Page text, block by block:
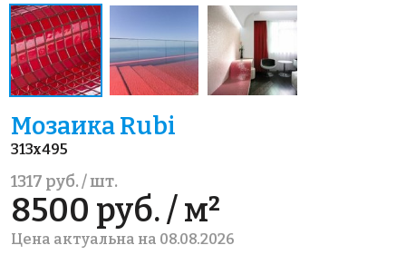
Мозаика Rubi
313x495
1317 руб. / шт.
8500 руб. / м²
Цена актуальна на 08.08.2026